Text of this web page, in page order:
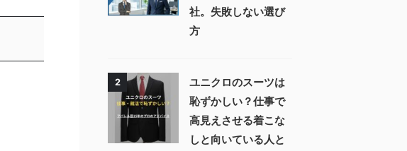
社。失敗しない選び
方
2
ユニクロのスーツは
恥ずかしい？仕事で
高見えさせる着こな
しと向いている人と